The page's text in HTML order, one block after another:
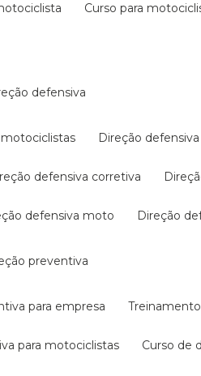
curso para
defensiva
motociclistas direção
defensiva corretiva
defensiva moto direção
preventiva
para empresa
para motociclistas curso de